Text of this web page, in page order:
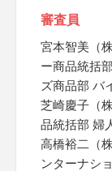
審査員
宮本智美（
ー商品統括
ズ商品部 バ
芝崎慶子（
品統括部 婦
高橋裕二（
ンターナシ